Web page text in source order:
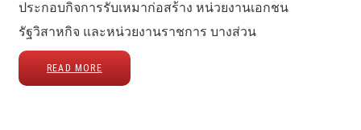
ประกอบกิจการรับเหมาก่อสร้าง หน่วยงานเอกชน
รัฐวิสาหกิจ และหน่วยงานราชการ บางส่วน
READ MORE